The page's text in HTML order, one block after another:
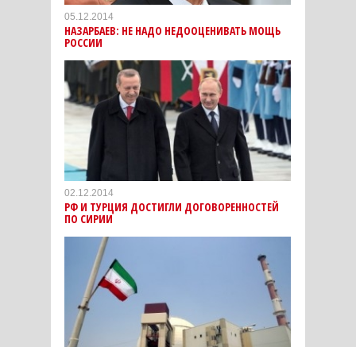
05.12.2014
НАЗАРБАЕВ: НЕ НАДО НЕДООЦЕНИВАТЬ МОЩЬ
РОССИИ
02.12.2014
РФ И ТУРЦИЯ ДОСТИГЛИ ДОГОВОРЕННОСТЕЙ
ПО СИРИИ